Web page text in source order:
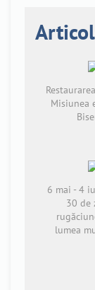
Misiunea
6 mai - 4
30 de
lumea